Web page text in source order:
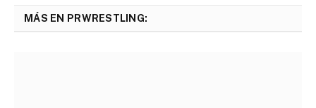
MÁS EN PRWRESTLING: